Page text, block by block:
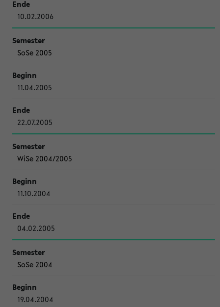
10.02.2006
SoSe 2005
11.04.2005
22.07.2005
WiSe 2004/2005
11.10.2004
04.02.2005
SoSe 2004
19.04.2004